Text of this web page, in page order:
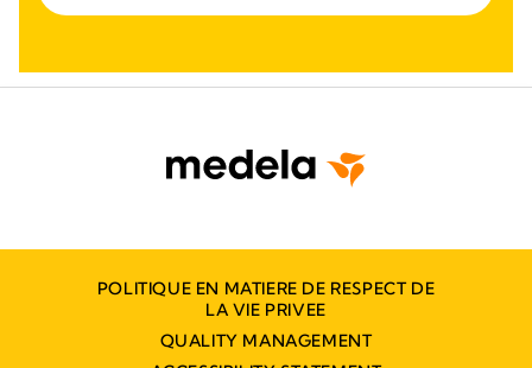
POLITIQUE EN MATIERE DE RESPECT DE
LA VIE PRIVEE
QUALITY MANAGEMENT